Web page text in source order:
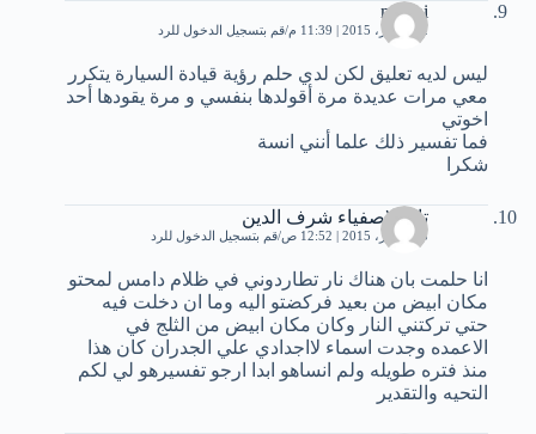
mouni
12 أكتوبر، 2015 | 11:39 م قم بتسجيل الدخول للرد
ليس لديه تعليق لكن لدي حلم رؤية قيادة السيارة يتكرر
معي مرات عديدة مرة أقولدها بنفسي و مرة يقودها أحد
اخوتي
فما تفسير ذلك علما أنني انسة
شكرا
تاج الاصفياء شرف الدين
13 أكتوبر، 2015 | 12:52 ص قم بتسجيل الدخول للرد
انا حلمت بان هناك نار تطاردوني في ظلام دامس لمحتو
مكان ابيض من بعيد فركضتو اليه وما ان دخلت فيه
حتي تركتني النار وكان مكان ابيض من الثلج في
الاعمده وجدت اسماء لااجدادي علي الجدران كان هذا
منذ فتره طويله ولم انساهو ابدا ارجو تفسيرهو لي لكم
التحيه والتقدير